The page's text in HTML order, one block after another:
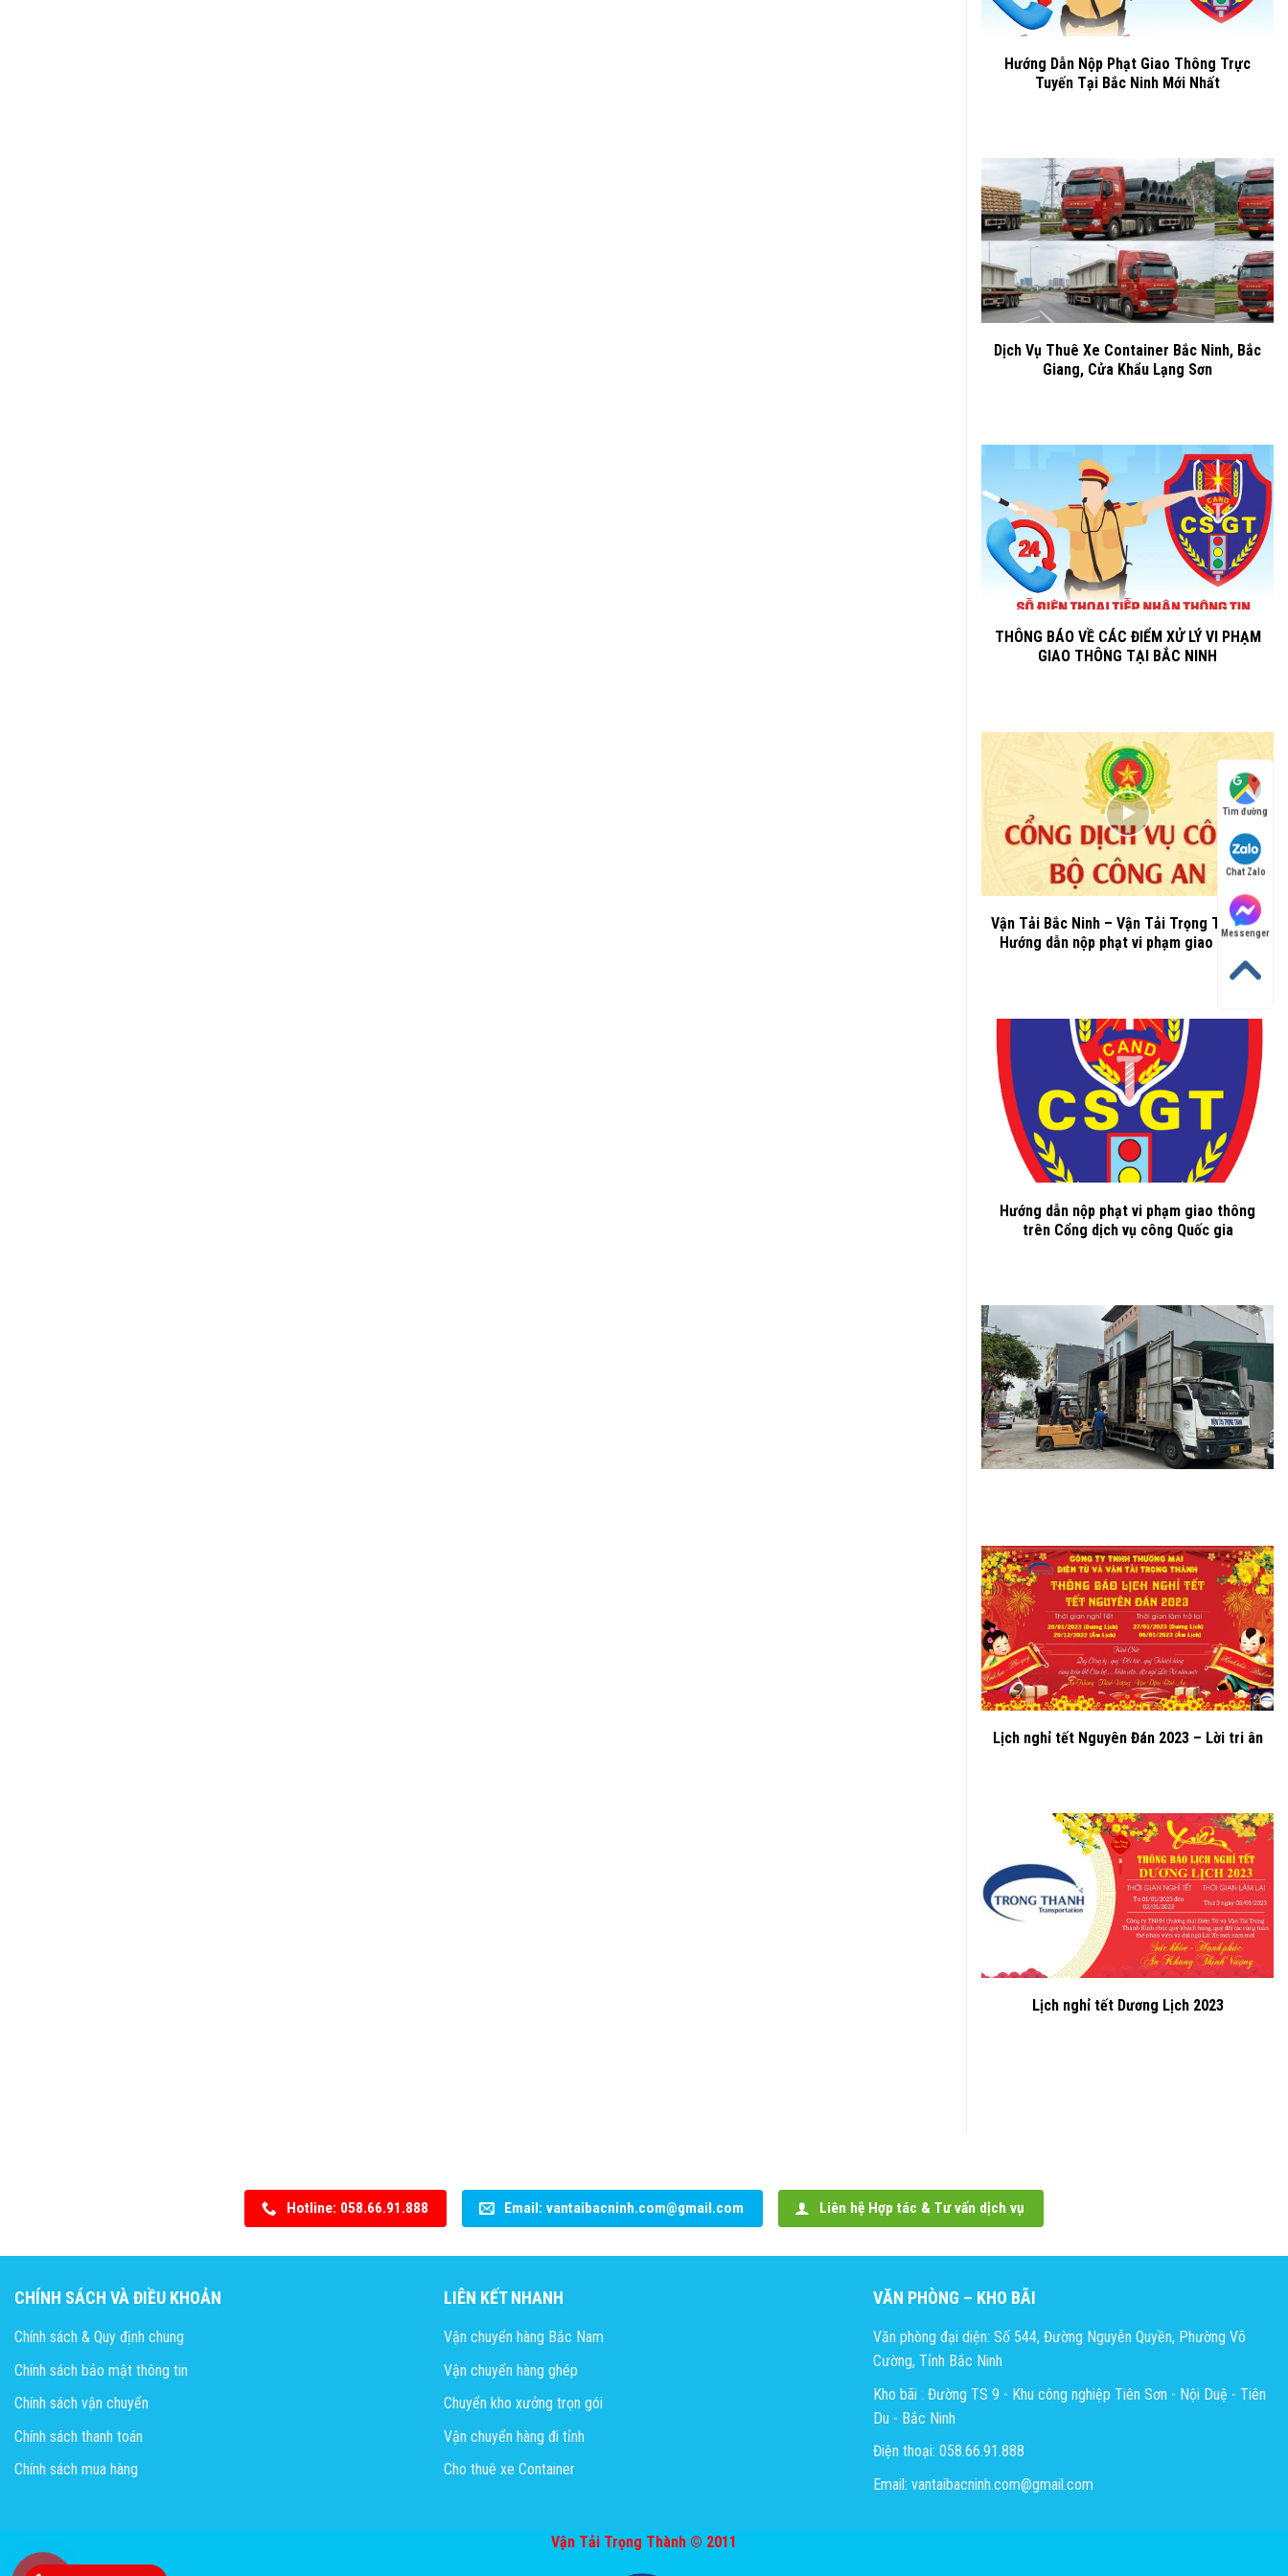
Hướng Dẫn Nộp Phạt Giao Thông Trực
Tuyến Tại Bắc Ninh Mới Nhất
Dịch Vụ Thuê Xe Container Bắc Ninh, Bắc
Giang, Cửa Khẩu Lạng Sơn
THÔNG BÁO VỀ CÁC ĐIỂM XỬ LÝ VI PHẠM
GIAO THÔNG TẠI BẮC NINH
Vận Tải Bắc Ninh – Vận Tải Trọng Thành –
Hướng dẫn nộp phạt vi phạm giao thông
Hướng dẫn nộp phạt vi phạm giao thông
trên Cổng dịch vụ công Quốc gia
Lịch nghỉ tết Nguyên Đán 2023 – Lời tri ân
Lịch nghỉ tết Dương Lịch 2023
Hotline: 058.66.91.888 Email: vantaibacninh.com@gmail.com Liên hệ Hợp tác & Tư vấn dịch vụ
CHÍNH SÁCH VÀ ĐIỀU KHOẢN
Chính sách & Quy định chung
Chính sách bảo mật thông tin
Chính sách vận chuyển
Chính sách thanh toán
Chính sách mua hàng
LIÊN KẾT NHANH
Vận chuyển hàng Bắc Nam
Vận chuyển hàng ghép
Chuyển kho xưởng trọn gói
Vận chuyển hàng đi tỉnh
Cho thuê xe Container
VĂN PHÒNG – KHO BÃI
Văn phòng đại diện: Số 544, Đường Nguyễn Quyền, Phường Võ
Cường, Tỉnh Bắc Ninh
Kho bãi : Đường TS 9 - Khu công nghiệp Tiên Sơn - Nội Duệ - Tiên
Du - Bắc Ninh
Điện thoại: 058.66.91.888
Email: vantaibacninh.com@gmail.com
Vận Tải Trọng Thành © 2011
Tìm đường
Chat Zalo
Messenger